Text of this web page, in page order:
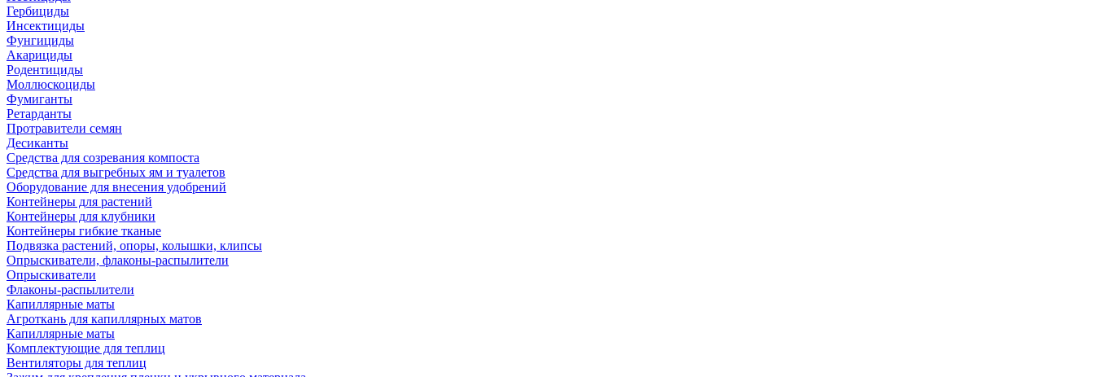
Гербициды
Инсектициды
Фунгициды
Акарициды
Родентициды
Моллюскоциды
Фумиганты
Ретарданты
Протравители семян
Десиканты
Средства для созревания компоста
Средства для выгребных ям и туалетов
Оборудование для внесения удобрений
Контейнеры для растений
Контейнеры для клубники
Контейнеры гибкие тканые
Подвязка растений, опоры, колышки, клипсы
Опрыскиватели, флаконы-распылители
Опрыскиватели
Флаконы-распылители
Капиллярные маты
Агроткань для капиллярных матов
Капиллярные маты
Комплектующие для теплиц
Вентиляторы для теплиц